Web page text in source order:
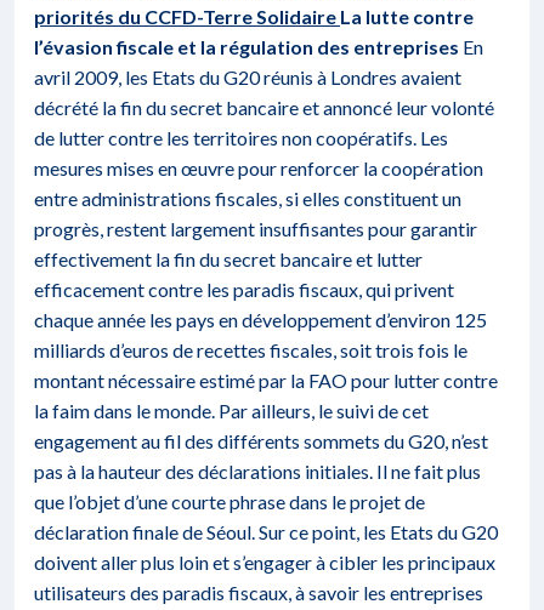
priorités du CCFD-Terre Solidaire La lutte contre
l’évasion fiscale et la régulation des entreprises En
avril 2009, les Etats du G20 réunis à Londres avaient
décrété la fin du secret bancaire et annoncé leur volonté
de lutter contre les territoires non coopératifs. Les
mesures mises en œuvre pour renforcer la coopération
entre administrations fiscales, si elles constituent un
progrès, restent largement insuffisantes pour garantir
effectivement la fin du secret bancaire et lutter
efficacement contre les paradis fiscaux, qui privent
chaque année les pays en développement d’environ 125
milliards d’euros de recettes fiscales, soit trois fois le
montant nécessaire estimé par la FAO pour lutter contre
la faim dans le monde. Par ailleurs, le suivi de cet
engagement au fil des différents sommets du G20, n’est
pas à la hauteur des déclarations initiales. Il ne fait plus
que l’objet d’une courte phrase dans le projet de
déclaration finale de Séoul. Sur ce point, les Etats du G20
doivent aller plus loin et s’engager à cibler les principaux
utilisateurs des paradis fiscaux, à savoir les entreprises